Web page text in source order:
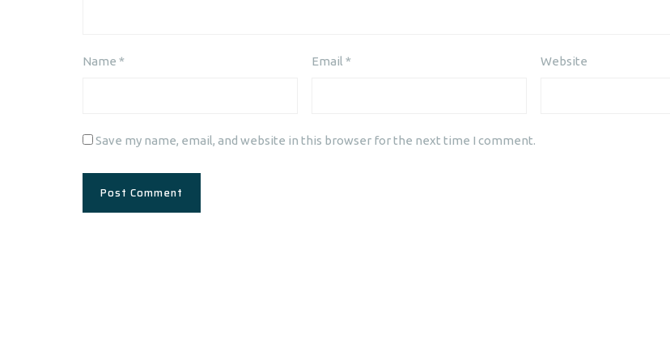
Name * Email* Website
Save my name, email, and website in this browser for the next time I comment.